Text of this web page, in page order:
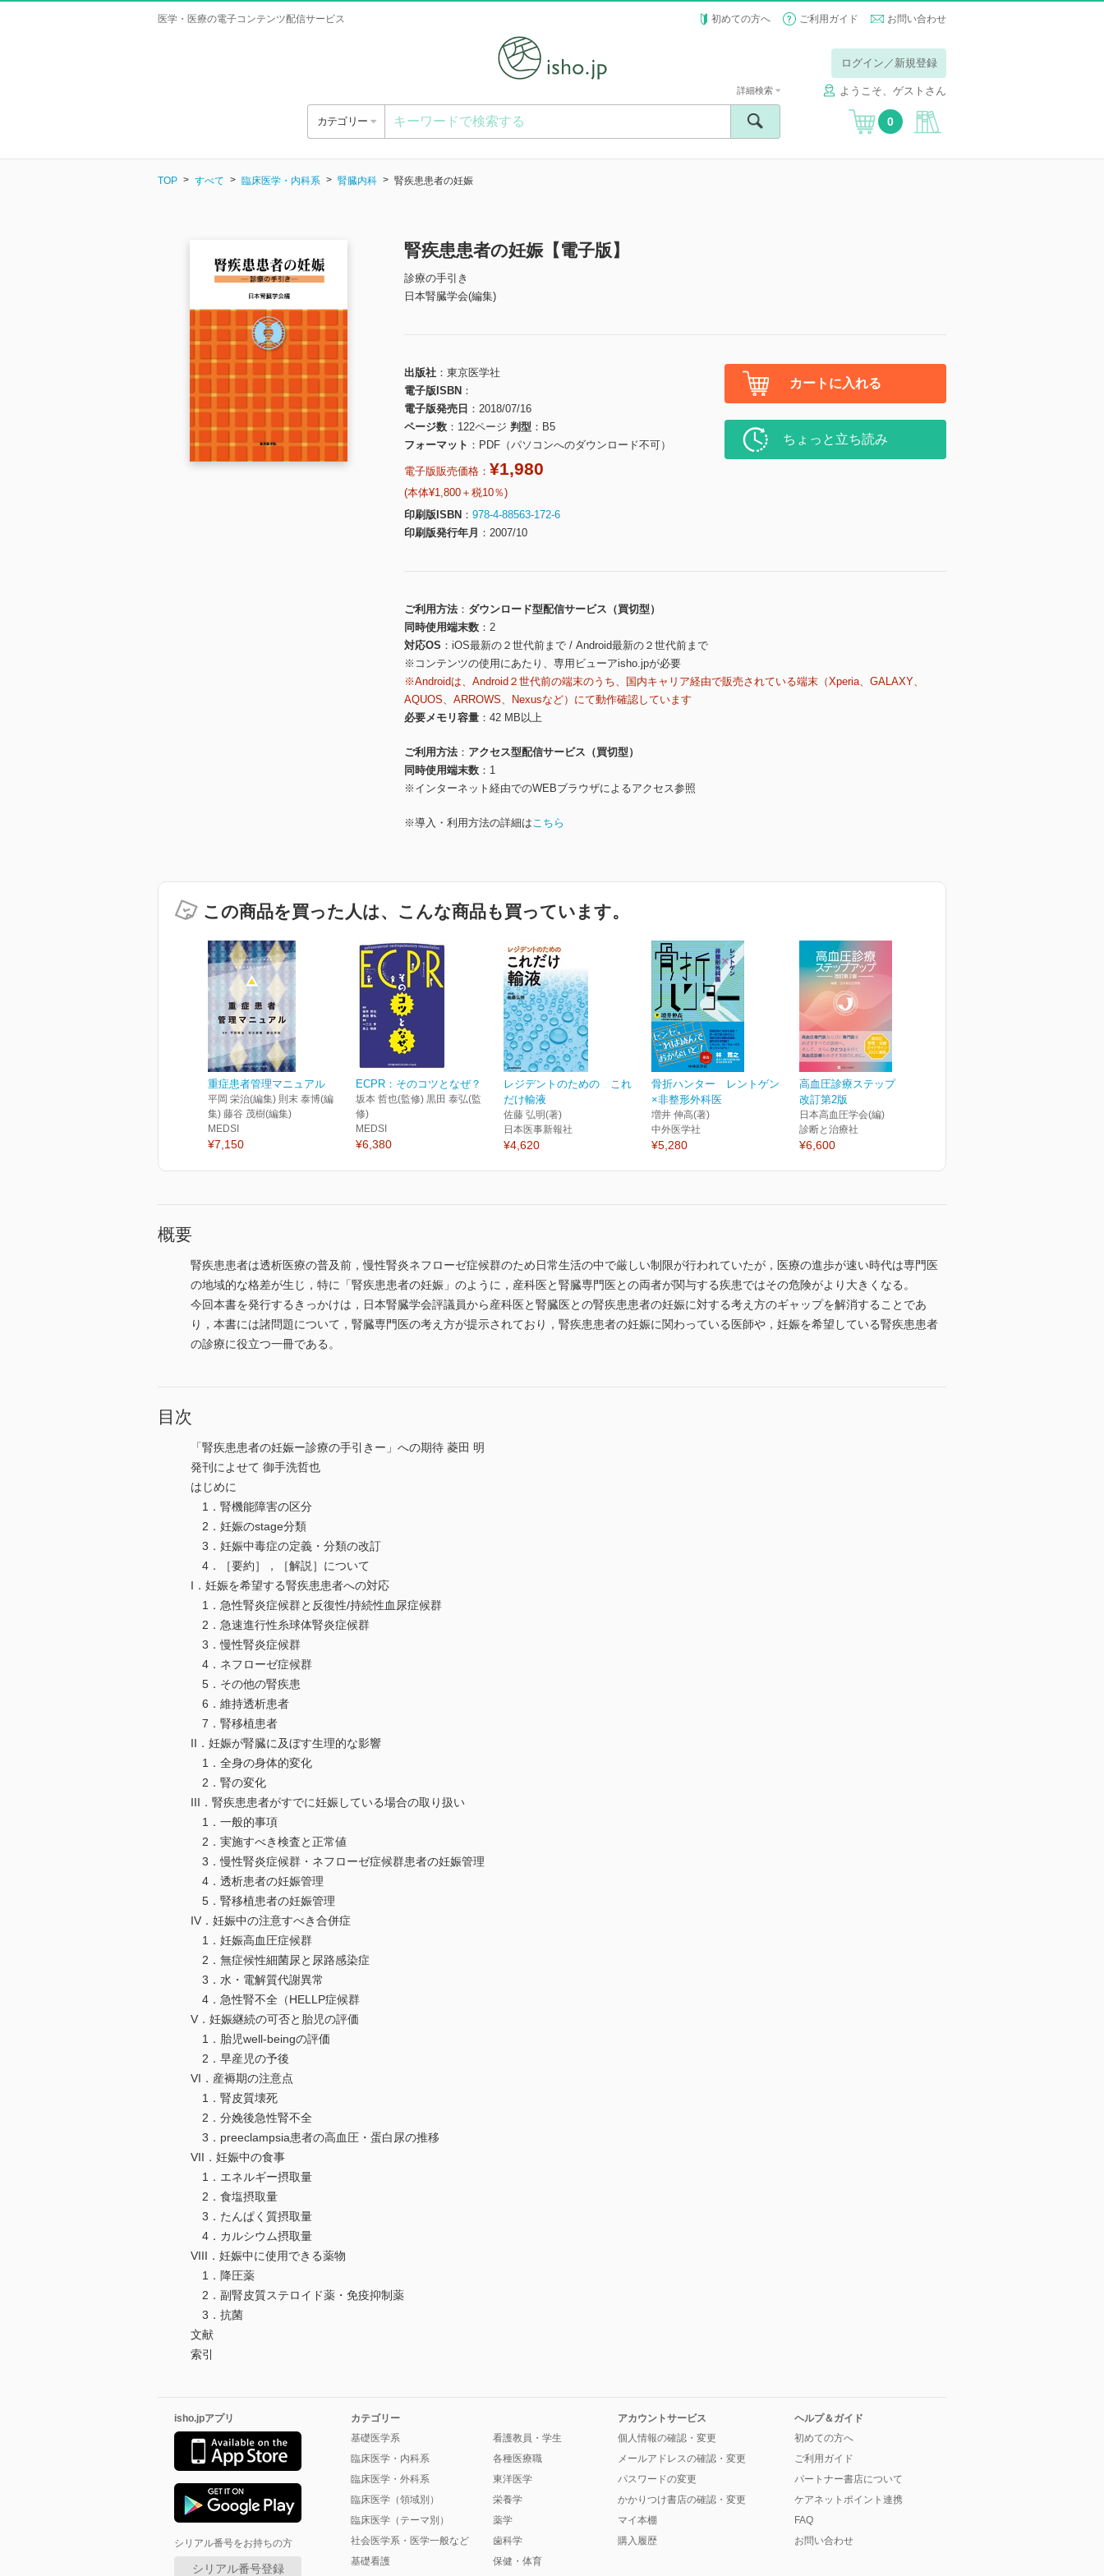
医学・医療の電子コンテンツ配信サービス 初めての方へ ご利用ガイド お問い合わせ
ログイン／新規登録
ようこそ、ゲストさん
カテゴリー
詳細検索
0
TOP すべて 臨床医学・内科系 腎臓内科 腎疾患患者の妊娠
腎疾患患者の妊娠【電子版】
診療の手引き
日本腎臓学会(編集)
出版社
東京医学社
電子版ISBN
電子版発売日
2018/07/16
ページ数
122ページ 判型
B5
フォーマット
PDF（パソコンへのダウンロード不可）
電子版販売価格： ¥1,980
(本体¥1,800＋税10％)
印刷版ISBN
978-4-88563-172-6
印刷版発行年月
2007/10
カートに入れる
ちょっと立ち読み
ご利用方法
ダウンロード型配信サービス（買切型）
同時使用端末数
2
対応OS
iOS最新の２世代前まで / Android最新の２世代前まで
※コンテンツの使用にあたり、専用ビューアisho.jpが必要
※Androidは、Android２世代前の端末のうち、国内キャリア経由で販売されている端末（Xperia、GALAXY、
AQUOS、ARROWS、Nexusなど）にて動作確認しています
必要メモリ容量
42 MB以上
ご利用方法
アクセス型配信サービス（買切型）
同時使用端末数
1
※インターネット経由でのWEBブラウザによるアクセス参照
※導入・利用方法の詳細はこちら
この商品を買った人は、こんな商品も買っています。
重症患者管理マニュアル
平岡 栄治(編集) 則末 泰博(編
集) 藤谷 茂樹(編集)
MEDSI
¥7,150
ECPR：そのコツとなぜ？
坂本 哲也(監修) 黒田 泰弘(監
修)
MEDSI
¥6,380
レジデントのための これ
だけ輸液
佐藤 弘明(著)
日本医事新報社
¥4,620
骨折ハンター レントゲン
×非整形外科医
増井 伸高(著)
中外医学社
¥5,280
高血圧診療ステップアップ
改訂第2版
日本高血圧学会(編)
診断と治療社
¥6,600
概要
腎疾患患者は透析医療の普及前，慢性腎炎ネフローゼ症候群のため日常生活の中で厳しい制限が行われていたが，医療の進歩が速い時代は専門医
の地域的な格差が生じ，特に「腎疾患患者の妊娠」のように，産科医と腎臓専門医との両者が関与する疾患ではその危険がより大きくなる。
今回本書を発行するきっかけは，日本腎臓学会評議員から産科医と腎臓医との腎疾患患者の妊娠に対する考え方のギャップを解消することであ
り，本書には諸問題について，腎臓専門医の考え方が提示されており，腎疾患患者の妊娠に関わっている医師や，妊娠を希望している腎疾患患者
の診療に役立つ一冊である。
目次
「腎疾患患者の妊娠ー診療の手引きー」への期待 菱田 明
発刊によせて 御手洗哲也
はじめに
1．腎機能障害の区分
2．妊娠のstage分類
3．妊娠中毒症の定義・分類の改訂
4．［要約］，［解説］について
I．妊娠を希望する腎疾患患者への対応
1．急性腎炎症候群と反復性/持続性血尿症候群
2．急速進行性糸球体腎炎症候群
3．慢性腎炎症候群
4．ネフローゼ症候群
5．その他の腎疾患
6．維持透析患者
7．腎移植患者
II．妊娠が腎臓に及ぼす生理的な影響
1．全身の身体的変化
2．腎の変化
III．腎疾患患者がすでに妊娠している場合の取り扱い
1．一般的事項
2．実施すべき検査と正常値
3．慢性腎炎症候群・ネフローゼ症候群患者の妊娠管理
4．透析患者の妊娠管理
5．腎移植患者の妊娠管理
IV．妊娠中の注意すべき合併症
1．妊娠高血圧症候群
2．無症候性細菌尿と尿路感染症
3．水・電解質代謝異常
4．急性腎不全（HELLP症候群
V．妊娠継続の可否と胎児の評価
1．胎児well-beingの評価
2．早産児の予後
VI．産褥期の注意点
1．腎皮質壊死
2．分娩後急性腎不全
3．preeclampsia患者の高血圧・蛋白尿の推移
VII．妊娠中の食事
1．エネルギー摂取量
2．食塩摂取量
3．たんぱく質摂取量
4．カルシウム摂取量
VIII．妊娠中に使用できる薬物
1．降圧薬
2．副腎皮質ステロイド薬・免疫抑制薬
3．抗菌
文献
索引
isho.jpアプリ
シリアル番号をお持ちの方
シリアル番号登録
カテゴリー
基礎医学系
臨床医学・内科系
臨床医学・外科系
臨床医学（領域別）
臨床医学（テーマ別）
社会医学系・医学一般など
基礎看護
看護教員・学生
各種医療職
東洋医学
栄養学
薬学
歯科学
保健・体育
アカウントサービス
個人情報の確認・変更
メールアドレスの確認・変更
パスワードの変更
かかりつけ書店の確認・変更
マイ本棚
購入履歴
ヘルプ＆ガイド
初めての方へ
ご利用ガイド
パートナー書店について
ケアネットポイント連携
FAQ
お問い合わせ